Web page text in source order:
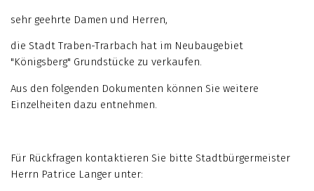
sehr geehrte Damen und Herren,
die Stadt Traben-Trarbach hat im Neubaugebiet
"Königsberg" Grundstücke zu verkaufen.
Aus den folgenden Dokumenten können Sie weitere
Einzelheiten dazu entnehmen.
Für Rückfragen kontaktieren Sie bitte Stadtbürgermeister
Herrn Patrice Langer unter: